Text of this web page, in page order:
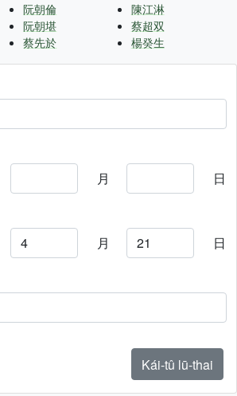
阮朝倫
阮朝堪
蔡先於
陳江淋
蔡超双
楊癸生
月
日
月
日
Kái-tû lū-thai